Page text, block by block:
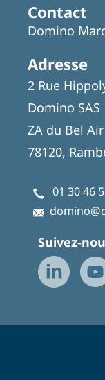
Contact
Domino
Adresse
2 Rue
Domino SAS
ZA du Bel Air
78120,
01 30 46
Suivez-